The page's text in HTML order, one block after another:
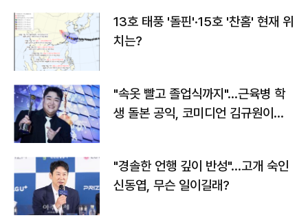
13호 태풍 '돌핀'·15호 '찬홈' 현재 위
치는?
"속옷 빨고 졸업식까지"…근육병 학
생 돌본 공익, 코미디언 김규원이었
"경솔한 언행 깊이 반성"…고개 숙인
신동엽, 무슨 일이길래?